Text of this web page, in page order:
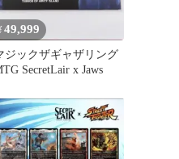
49,999
ジックザギャザリング
SecretLair x Jaws